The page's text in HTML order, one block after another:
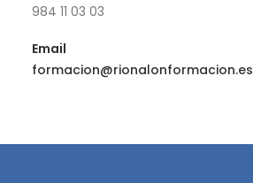
984 11 03 03
Email
formacion@rionalonformacion.es